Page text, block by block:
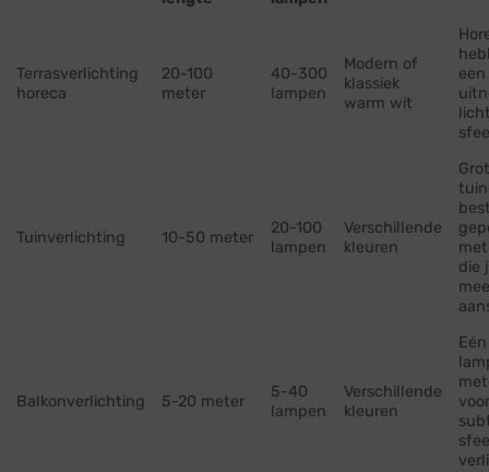
Terrasverlichting
horeca
20-100
meter
40-300
lampen
Modern of
klassiek
warm wit
Tuinverlichting 10-50 meter
20-100
lampen
Verschillende
kleuren
die
Balkonverlichting 5-20 meter
5-40
lampen
Verschillende
kleuren